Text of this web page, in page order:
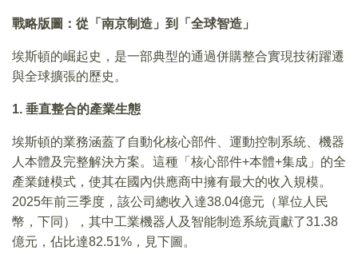
戰略版圖：從「南京制造」到「全球智造」
埃斯頓的崛起史，是一部典型的通過併購整合實現技術躍遷
與全球擴張的歷史。
1. 垂直整合的產業生態
埃斯頓的業務涵蓋了自動化核心部件、運動控制系統、機器
人本體及完整解決方案。這種「核心部件+本體+集成」的全
產業鏈模式，使其在國內供應商中擁有最大的收入規模。
2025年前三季度，該公司總收入達38.04億元（單位人民
幣，下同），其中工業機器人及智能制造系統貢獻了31.38
億元，佔比達82.51%，見下圖。